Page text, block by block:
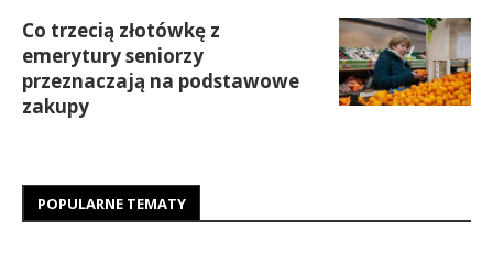
Co trzecią złotówkę z
emerytury seniorzy
przeznaczają na podstawowe
zakupy
POPULARNE TEMATY